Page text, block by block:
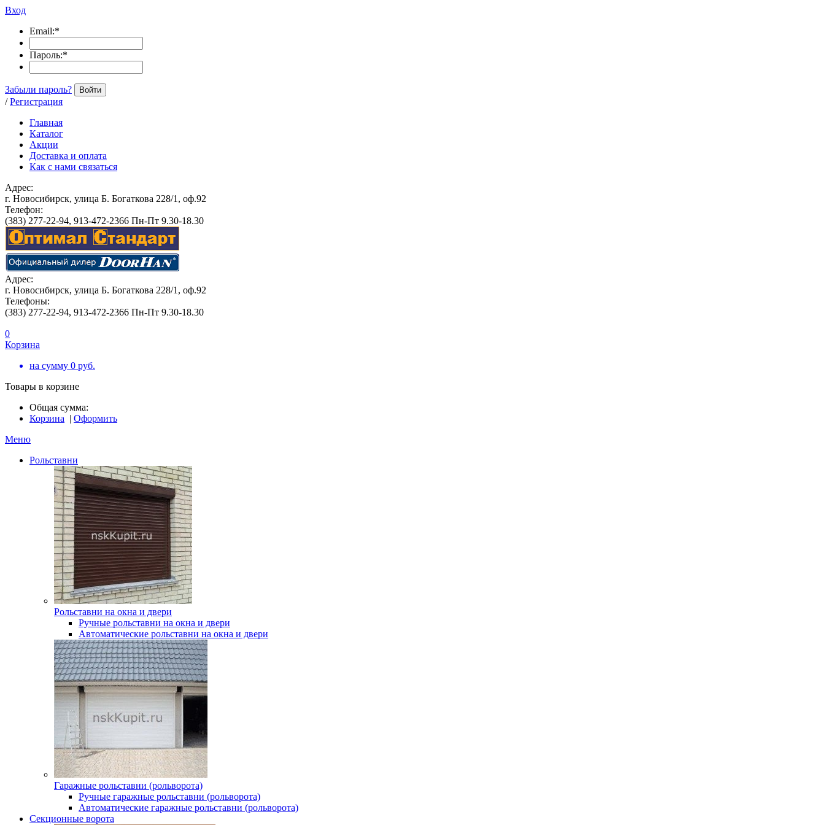
Вход
Email:*
Пароль:*
Забыли пароль? Войти
/ Регистрация
Главная
Каталог
Акции
Доставка и оплата
Как с нами связаться
Адрес:
г. Новосибирск, улица Б. Богаткова 228/1, оф.92
Телефон:
(383) 277-22-94, 913-472-2366 Пн-Пт 9.30-18.30
Адрес:
г. Новосибирск, улица Б. Богаткова 228/1, оф.92
Телефоны:
(383) 277-22-94, 913-472-2366 Пн-Пт 9.30-18.30
0
Корзина
на сумму 0 руб.
Товары в корзине
Общая сумма:
Корзина | Оформить
Меню
Рольставни
Рольставни на окна и двери
Ручные рольставни на окна и двери
Автоматические рольставни на окна и двери
Гаражные рольставни (рольворота)
Ручные гаражные рольставни (рольворота)
Автоматические гаражные рольставни (рольворота)
Секционные ворота